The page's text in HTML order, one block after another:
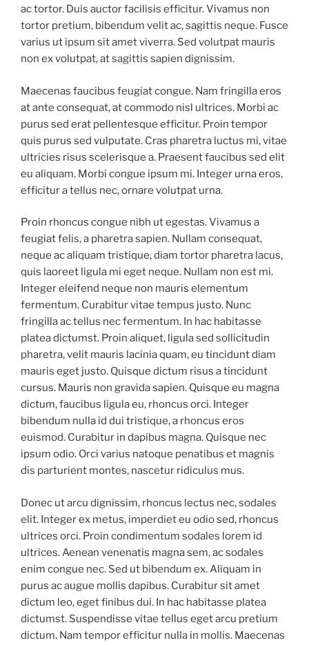
ac tortor. Duis auctor facilisis efficitur. Vivamus non
tortor pretium, bibendum velit ac, sagittis neque. Fusce
varius ut ipsum sit amet viverra. Sed volutpat mauris
non ex volutpat, at sagittis sapien dignissim.
Maecenas faucibus feugiat congue. Nam fringilla eros
at ante consequat, at commodo nisl ultrices. Morbi ac
purus sed erat pellentesque efficitur. Proin tempor
quis purus sed vulputate. Cras pharetra luctus mi, vitae
ultricies risus scelerisque a. Praesent faucibus sed elit
eu aliquam. Morbi congue ipsum mi. Integer urna eros,
efficitur a tellus nec, ornare volutpat urna.
Proin rhoncus congue nibh ut egestas. Vivamus a
feugiat felis, a pharetra sapien. Nullam consequat,
neque ac aliquam tristique, diam tortor pharetra lacus,
quis laoreet ligula mi eget neque. Nullam non est mi.
Integer eleifend neque non mauris elementum
fermentum. Curabitur vitae tempus justo. Nunc
fringilla ac tellus nec fermentum. In hac habitasse
platea dictumst. Proin aliquet, ligula sed sollicitudin
pharetra, velit mauris lacinia quam, eu tincidunt diam
mauris eget justo. Quisque dictum risus a tincidunt
cursus. Mauris non gravida sapien. Quisque eu magna
dictum, faucibus ligula eu, rhoncus orci. Integer
bibendum nulla id dui tristique, a rhoncus eros
euismod. Curabitur in dapibus magna. Quisque nec
ipsum odio. Orci varius natoque penatibus et magnis
dis parturient montes, nascetur ridiculus mus.
Donec ut arcu dignissim, rhoncus lectus nec, sodales
elit. Integer ex metus, imperdiet eu odio sed, rhoncus
ultrices orci. Proin condimentum sodales lorem id
ultrices. Aenean venenatis magna sem, ac sodales
enim congue nec. Sed ut bibendum ex. Aliquam in
purus ac augue mollis dapibus. Curabitur sit amet
dictum leo, eget finibus dui. In hac habitasse platea
dictumst. Suspendisse vitae tellus eget arcu pretium
dictum. Nam tempor efficitur nulla in mollis. Maecenas